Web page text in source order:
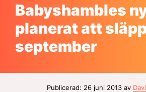
Babyshambles
planerat att
september
Publicerad: 26 juni 2013 av